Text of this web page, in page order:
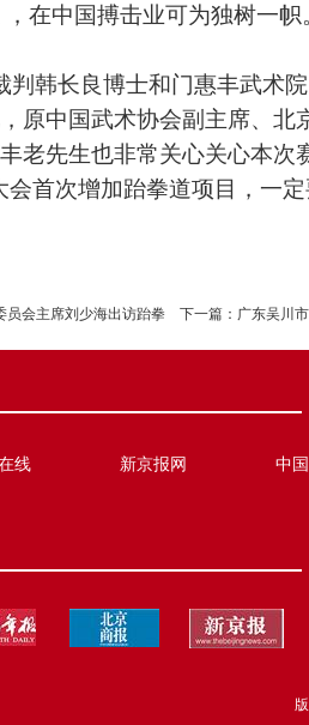
在中国搏击业可为独树一
判韩长良博士和门惠丰武术
原中国武术协会副主席、北
老先生也非常关心关心本次
会首次增加跆拳道项目，一
员会主席刘少海出访跆拳 下一篇： 广东吴川
线 新京报网
中